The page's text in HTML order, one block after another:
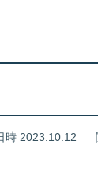
時 2023.10.12